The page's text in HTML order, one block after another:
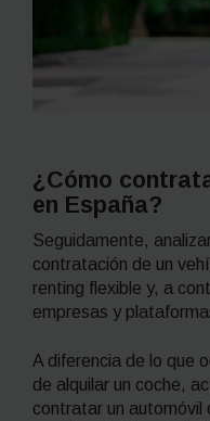
¿Cómo
en España?
Seguidamente,
contratación de un
renting flexible y, a
empresas y
A diferencia de lo que
de alquilar un coche,
contratar un automóvil